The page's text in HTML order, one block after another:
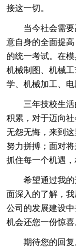
接这一切。
当今社会需
意自身的全面提
的统一考试。在
机械制图、机械
学、机械加工、
三年技校生
积累，对于迈向
无怨无悔，来到
努力拼搏；面对
抓住每一个机遇
希望通过我
面深入的了解，
公司的发展建设
机会还您一份惊喜
期待您的回复